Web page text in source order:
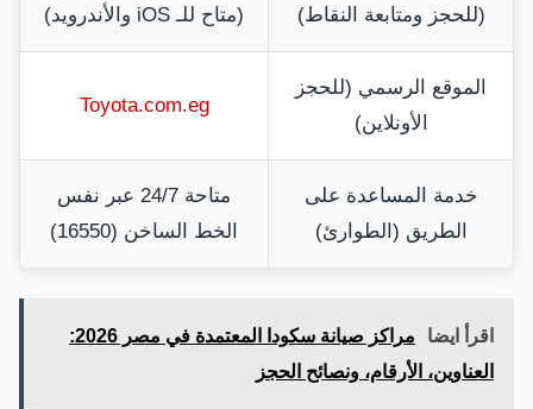
(للحجز ومتابعة النقاط)
(متاح للـ iOS والأندرويد)
الموقع الرسمي (للحجز
الأونلاين)
Toyota.com.eg
خدمة المساعدة على
الطريق (الطوارئ)
متاحة 24/7 عبر نفس
الخط الساخن (16550)
اقرأ ايضا
مراكز صيانة سكودا المعتمدة في مصر 2026:
العناوين، الأرقام، ونصائح الحجز